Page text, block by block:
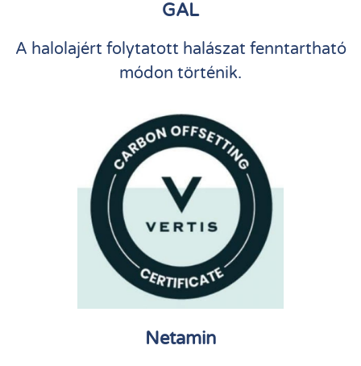
GAL
A halolajért folytatott halászat fenntartható
módon történik.
Netamin